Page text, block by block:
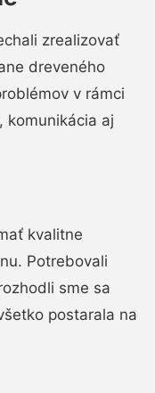
zrealizovať
dreveného
v rámci
komunikácia aj
kvalitne
Potrebovali
sme sa
postarala na